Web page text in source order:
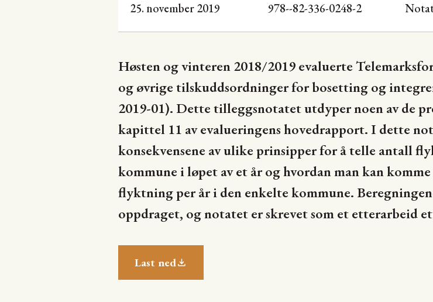
25. november 2019 978--82-336-0248-2
Høsten og vinteren 2018/2019 evaluerte
og øvrige tilskuddsordninger for bosetting og
2019-01). Dette tilleggsnotatet utdyper noen av de
kapittel 11 av evalueringens hovedrapport. I dette
konsekvensene av ulike prinsipper for å telle antall
kommune i løpet av et år og hvordan man kan
flyktning per år i den enkelte kommune.
oppdraget, og notatet er skrevet som et etterarbeid
Last ned